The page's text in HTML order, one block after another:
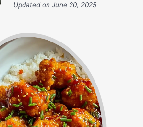
Updated on June 20, 2025